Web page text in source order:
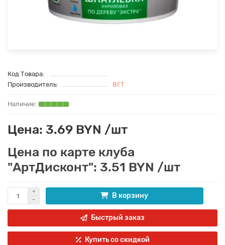
Код Товара:
Производитель:
ВГТ
Цена: 3.69 BYN /шт
Цена по карте клуба
"АртДисконт": 3.51 BYN /шт
В корзину
Быстрый заказ
Купить со скидкой